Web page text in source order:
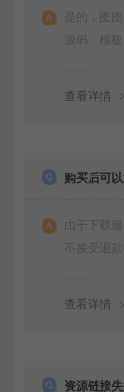
是的，图
源码、模板
查看详情
购买后可
由于下载
不接受退款
查看详情
资源链接